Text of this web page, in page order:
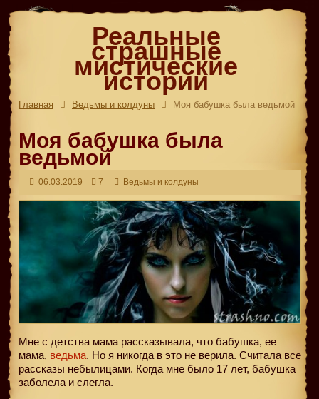
Реальные
страшные
мистические
истории
Главная Ведьмы и колдуны Моя бабушка была ведьмой
Моя бабушка была
ведьмой
06.03.2019 7 Ведьмы и колдуны
Мне с детства мама рассказывала, что бабушка, ее
мама, ведьма. Но я никогда в это не верила. Считала все
рассказы небылицами. Когда мне было 17 лет, бабушка
заболела и слегла.